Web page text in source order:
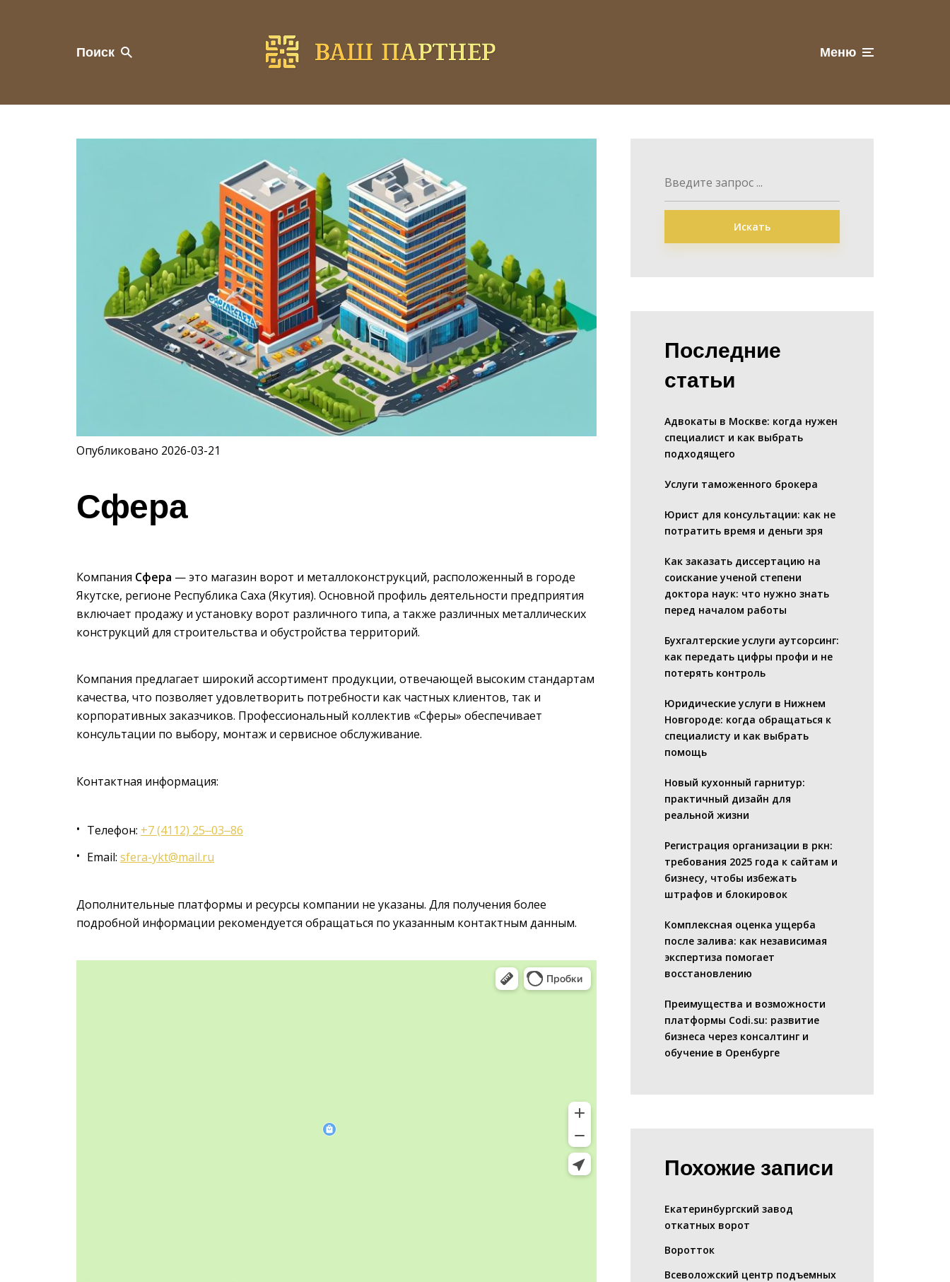
Поиск Меню
Опубликовано 2026-03-21
Сфера
Компания Сфера — это магазин ворот и металлоконструкций, расположенный в городе
Якутске, регионе Республика Саха (Якутия). Основной профиль деятельности предприятия
включает продажу и установку ворот различного типа, а также различных металлических
конструкций для строительства и обустройства территорий.
Компания предлагает широкий ассортимент продукции, отвечающей высоким стандартам
качества, что позволяет удовлетворить потребности как частных клиентов, так и
корпоративных заказчиков. Профессиональный коллектив «Сферы» обеспечивает
консультации по выбору, монтаж и сервисное обслуживание.
Контактная информация:
Телефон: +7 (4112) 25‒03‒86
Email: sfera-ykt@mail.ru
Дополнительные платформы и ресурсы компании не указаны. Для получения более
подробной информации рекомендуется обращаться по указанным контактным данным.
Искать
Последние
статьи
Адвокаты в Москве: когда нужен
специалист и как выбрать
подходящего
Услуги таможенного брокера
Юрист для консультации: как не
потратить время и деньги зря
Как заказать диссертацию на
соискание ученой степени
доктора наук: что нужно знать
перед началом работы
Бухгалтерские услуги аутсорсинг:
как передать цифры профи и не
потерять контроль
Юридические услуги в Нижнем
Новгороде: когда обращаться к
специалисту и как выбрать
помощь
Новый кухонный гарнитур:
практичный дизайн для
реальной жизни
Регистрация организации в ркн:
требования 2025 года к сайтам и
бизнесу, чтобы избежать
штрафов и блокировок
Комплексная оценка ущерба
после залива: как независимая
экспертиза помогает
восстановлению
Преимущества и возможности
платформы Codi.su: развитие
бизнеса через консалтинг и
обучение в Оренбурге
Похожие записи
Екатеринбургский завод
откатных ворот
Воротток
Всеволожский центр подъемных